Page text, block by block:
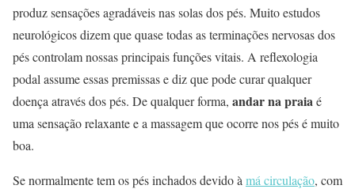
produz sensações agradáveis ​​nas solas dos pés. Muito estudos
neurológicos dizem que quase todas as terminações nervosas dos
pés controlam nossas principais funções vitais. A reflexologia
podal assume essas premissas e diz que pode curar qualquer
doença através dos pés. De qualquer forma, andar na praiaé
uma sensação relaxante e a massagem que ocorre nos pés é muito
boa.
Se normalmente tem os pés inchados devido à má circulação, com